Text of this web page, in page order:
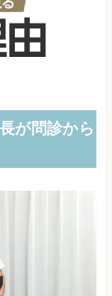
が問診から